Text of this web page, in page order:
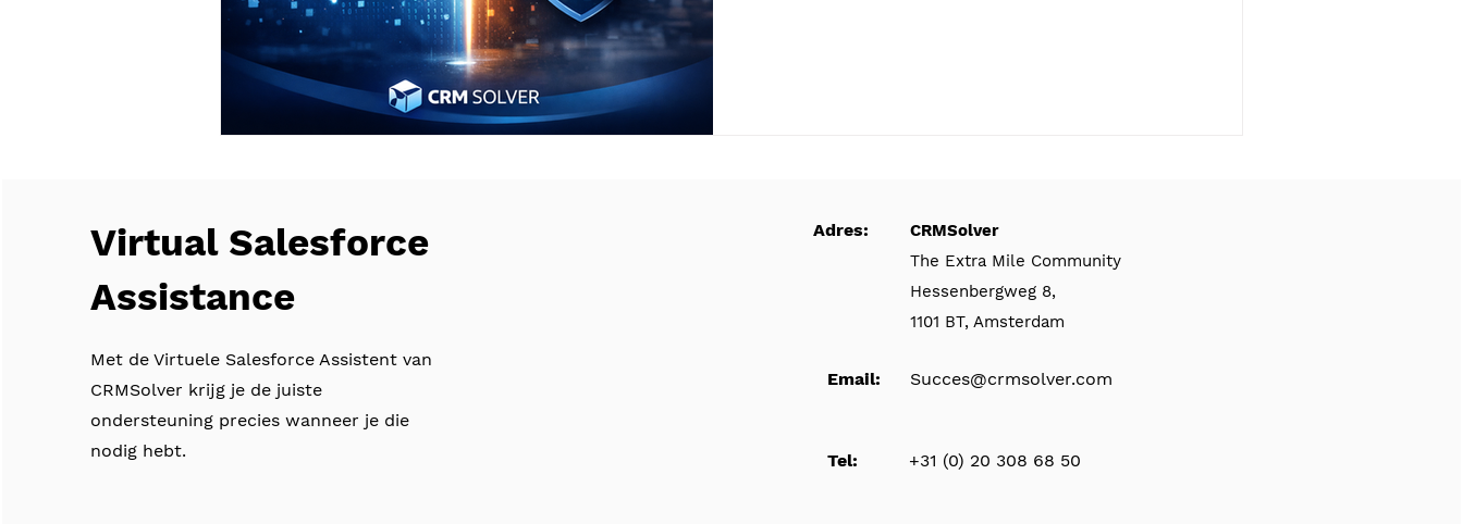
Virtual Salesforce
Assistance
Met de Virtuele Salesforce Assistent van
CRMSolver krijg je de juiste
ondersteuning precies wanneer je die
nodig hebt.
Adres:
CRMSolver
The Extra Mile Community
Hessenbergweg 8,
1101 BT, Amsterdam
Email: Succes@crmsolver.com
Tel: +31 (0) 20 308 68 50